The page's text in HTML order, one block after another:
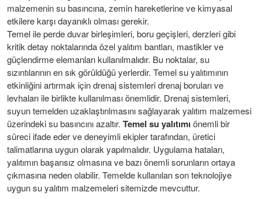
malzemenin su basıncına, zemin hareketlerine ve kimyasal
etkilere karşı dayanıklı olması gerekir.
Temel ile perde duvar birleşimleri, boru geçişleri, derzleri gibi
kritik detay noktalarında özel yalıtım bantları, mastikler ve
güçlendirme elemanları kullanılmalıdır. Bu noktalar, su
sızıntılarının en sık görüldüğü yerlerdir. Temel su yalıtımının
etkinliğini artırmak için drenaj sistemleri drenaj boruları ve
levhaları ile birlikte kullanılması önemlidir. Drenaj sistemleri,
suyun temelden uzaklaştırılmasını sağlayarak yalıtım malzemesi
üzerindeki su basıncını azaltır. Temel su yalıtımı önemli bir
süreci ifade eder ve deneyimli ekipler tarafından, üretici
talimatlarına uygun olarak yapılmalıdır. Uygulama hataları,
yalıtımın başarısız olmasına ve bazı önemli sorunların ortaya
çıkmasına neden olabilir. Temelde kullanılan son teknolojiye
uygun su yalıtım malzemeleri sitemizde mevcuttur.